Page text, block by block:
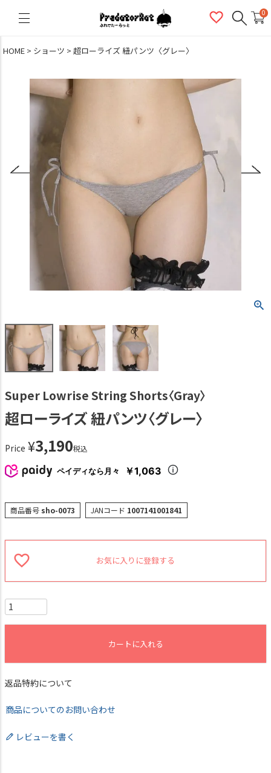
0
HOME ショーツ 超ローライズ 紐パンツ〈グレー〉
Super Lowrise String Shorts〈Gray〉
超ローライズ 紐パンツ〈グレー〉
Price ¥3,190税込
ペイディなら月々 ￥1,063
商品番号 sho-0073 JANコード 1007141001841
お気に入りに登録する
カートに入れる
返品特約について
商品についてのお問い合わせ
レビューを書く